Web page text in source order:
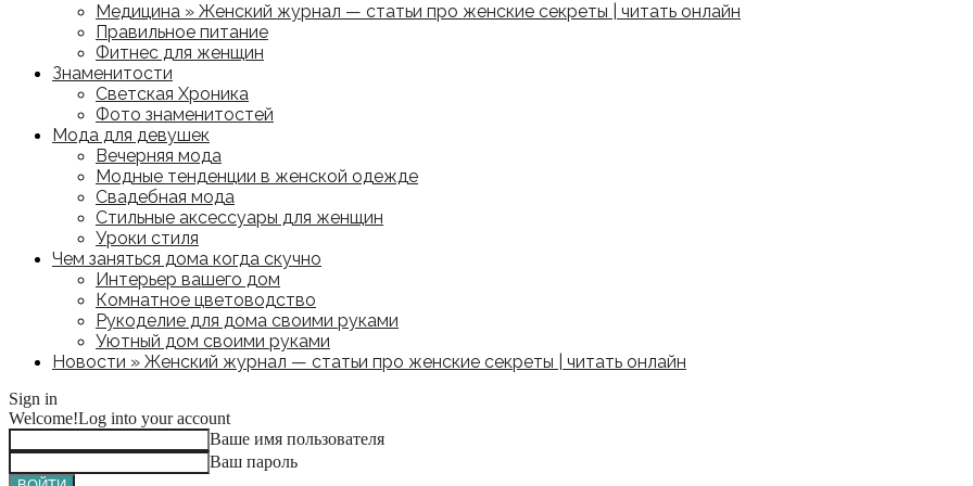
Медицина » Женский журнал — статьи про женские секреты | читать онлайн
Правильное питание
Фитнес для женщин
Знаменитости
Светская Хроника
Фото знаменитостей
Мода для девушек
Вечерняя мода
Модные тенденции в женской одежде
Свадебная мода
Стильные аксессуары для женщин
Уроки стиля
Чем заняться дома когда скучно
Интерьер вашего дом
Комнатное цветоводство
Рукоделие для дома своими руками
Уютный дом своими руками
Новости » Женский журнал — статьи про женские секреты | читать онлайн
Sign in
Welcome!Log into your account
Ваше имя пользователя
Ваш пароль